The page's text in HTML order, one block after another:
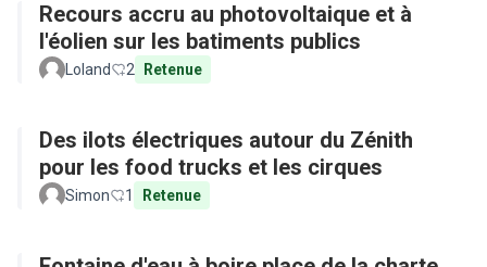
Recours accru au photovoltaique et à
l'éolien sur les batiments publics
Loland 2 Retenue
Des ilots électriques autour du Zénith
pour les food trucks et les cirques
Simon 1 Retenue